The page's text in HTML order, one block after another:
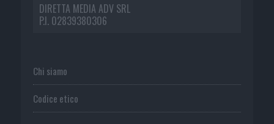
DIRETTA MEDIA ADV SRL
P.I. 02839380306
Chi siamo
Codice etico